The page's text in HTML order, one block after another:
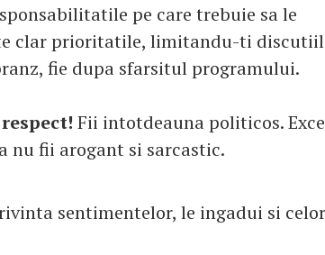
pe care trebuie sa le
clar prioritatile, limitandu-ti
fie dupa sfarsitul programului.
Fii intotdeauna politicos.
nu fii arogant si sarcastic.
sentimentelor, le ingadui si